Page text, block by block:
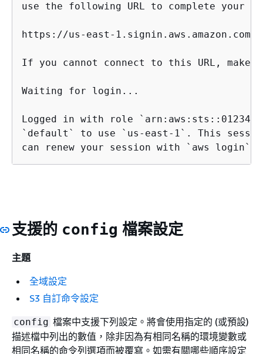
use the following URL to complete your
https://us-east-1.signin.aws.amazon.com/
If you cannot connect to this URL,
Waiting for login...
Logged in with role
`default` to use `us-east-1`. This
can renew your session with `aws login`.
支援的 config 檔案設定
主題
全域設定
S3 自訂命令設定
config 檔案中支援下列設定。將會使用指定的 (或預設)
描述檔中列出的數值，除非因為有相同名稱的環境變數或
相同名稱的命令列選項而被覆寫。如需有關哪些順序設定